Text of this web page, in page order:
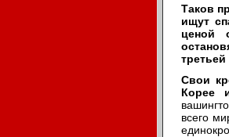
Таков
ищут
ценой
Свои
Корее
всего